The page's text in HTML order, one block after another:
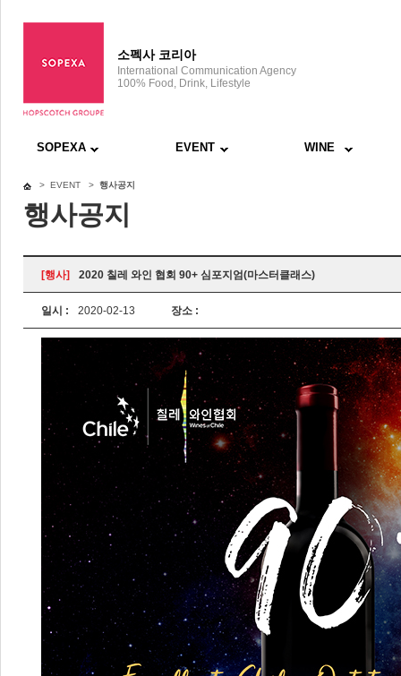
소펙사 코리아
International Communication Agency
100% Food, Drink, Lifestyle
SOPEXA EVENT WINE
> EVENT > 행사공지
행사공지
[행사] 2020 칠레 와인 협회 90+ 심포지엄(마스터클래스)
일시 : 2020-02-13 장소 :